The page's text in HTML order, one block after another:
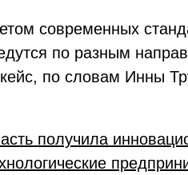
современных
по разным
по словам Инны
получила